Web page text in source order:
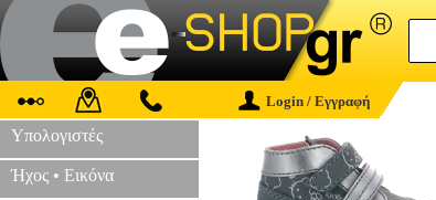
Login / Εγγραφή
Υπολογιστές
Ήχος • Εικόνα